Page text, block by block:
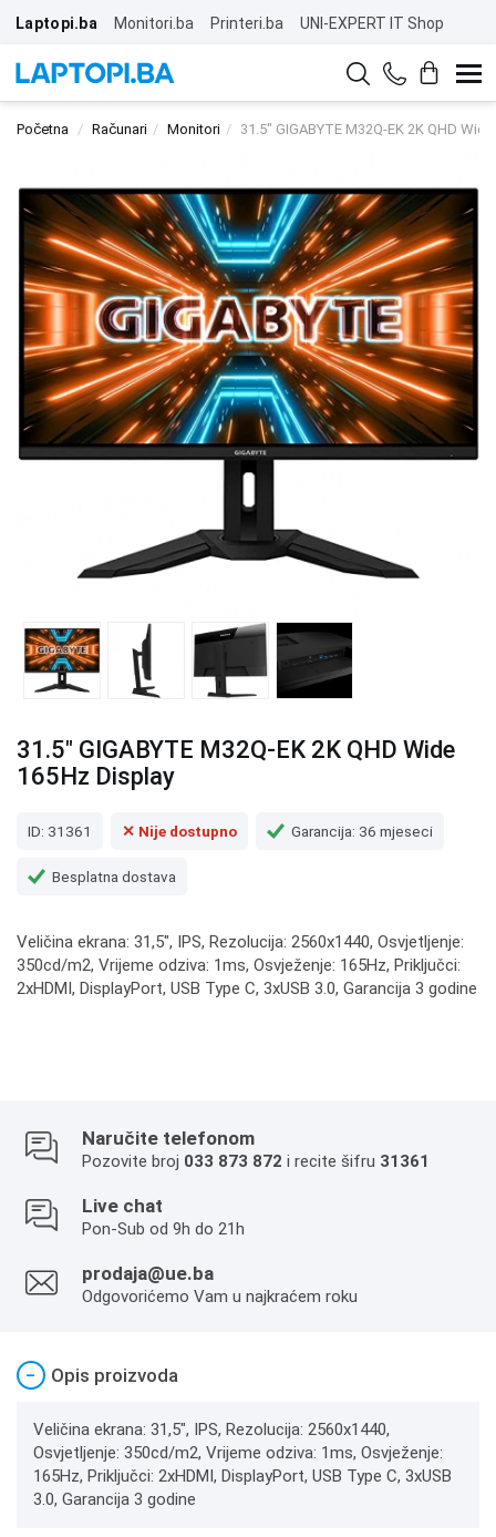
Laptopi.ba Monitori.ba Printeri.ba UNI-EXPERT IT Shop
Početna Računari Monitori 31.5" GIGABYTE M32Q-EK 2K QHD
31.5" GIGABYTE M32Q-EK 2K QHD Wide
165Hz Display
ID: 31361 ✕ Nije dostupno Garancija: 36 mjeseci
Besplatna dostava
Veličina ekrana: 31,5", IPS, Rezolucija: 2560x1440, Osvjetljenje:
350cd/m2, Vrijeme odziva: 1ms, Osvježenje: 165Hz, Priključci:
2xHDMI, DisplayPort, USB Type C, 3xUSB 3.0, Garancija 3 godine
Naručite telefonom
Pozovite broj 033 873 872 i recite šifru 31361
Live chat
Pon-Sub od 9h do 21h
prodaja@ue.ba
Odgovorićemo Vam u najkraćem roku
− Opis proizvoda
Veličina ekrana: 31,5", IPS, Rezolucija: 2560x1440,
Osvjetljenje: 350cd/m2, Vrijeme odziva: 1ms, Osvježenje:
165Hz, Priključci: 2xHDMI, DisplayPort, USB Type C, 3xUSB
3.0, Garancija 3 godine